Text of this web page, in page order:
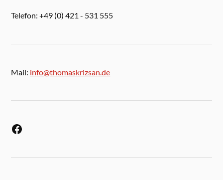
Telefon: +49 (0) 421 - 531 555
Mail: info@thomaskrizsan.de